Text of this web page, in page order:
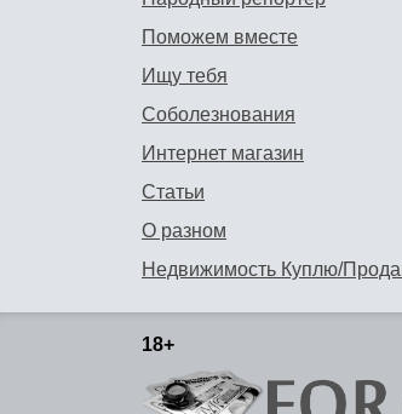
Поможем вместе
Ищу тебя
Соболезнования
Интернет магазин
Статьи
О разном
Недвижимость Куплю/
18+